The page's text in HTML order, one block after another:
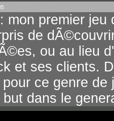
mon premier jeu
de
ou au lieu
et ses clients.
ce genre
but dans le